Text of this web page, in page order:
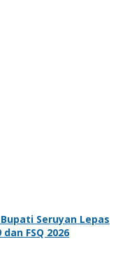
Seruyan Lepas
FSQ 2026